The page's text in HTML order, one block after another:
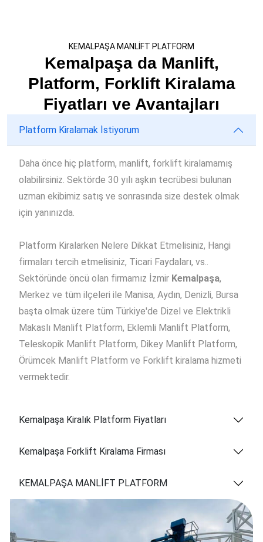
KEMALPAŞA MANLİFT PLATFORM
Kemalpaşa da Manlift,
Platform, Forklift Kiralama
Fiyatları ve Avantajları
Platform Kiralamak İstiyorum
Daha önce hiç platform, manlift, forklift kiralamamış
olabilirsiniz. Sektörde 30 yılı aşkın tecrübesi bulunan
uzman ekibimiz satış ve sonrasında size destek olmak
için yanınızda.
Platform Kiralarken Nelere Dikkat Etmelisiniz, Hangi
firmaları tercih etmelisiniz, Ticari Faydaları, vs..
Sektöründe öncü olan firmamız İzmir Kemalpaşa,
Merkez ve tüm ilçeleri ile Manisa, Aydın, Denizli, Bursa
başta olmak üzere tüm Türkiye'de Dizel ve Elektrikli
Makaslı Manlift Platform, Eklemli Manlift Platform,
Teleskopik Manlift Platform, Dikey Manlift Platform,
Örümcek Manlift Platform ve Forklift kiralama hizmeti
vermektedir.
Kemalpaşa Kiralık Platform Fiyatları
Kemalpaşa Forklift Kiralama Firması
KEMALPAŞA MANLİFT PLATFORM